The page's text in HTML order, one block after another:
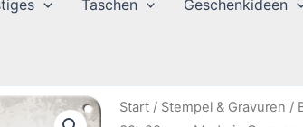
Taschen Geschenkideen
Start / Stempel & Gravuren /